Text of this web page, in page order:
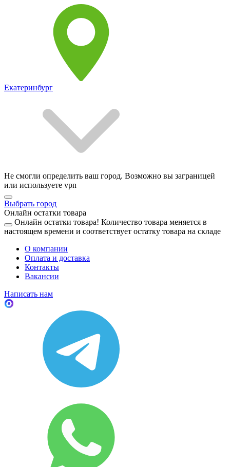
Екатеринбург
Не смогли определить ваш город. Возможно вы заграницей
или используете vpn
Выбрать город
Онлайн остатки товара
Онлайн остатки товара! Количество товара меняется в
настоящем времени и соответствует остатку товара на складе
О компании
Оплата и доставка
Контакты
Вакансии
Написать нам